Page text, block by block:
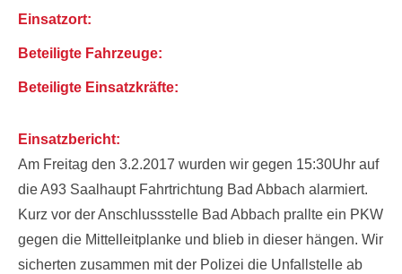
Einsatzort:
Beteiligte Fahrzeuge:
Beteiligte Einsatzkräfte:
Einsatzbericht:
Am Freitag den 3.2.2017 wurden wir gegen 15:30Uhr auf
die A93 Saalhaupt Fahrtrichtung Bad Abbach alarmiert.
Kurz vor der Anschlussstelle Bad Abbach prallte ein PKW
gegen die Mittelleitplanke und blieb in dieser hängen. Wir
sicherten zusammen mit der Polizei die Unfallstelle ab